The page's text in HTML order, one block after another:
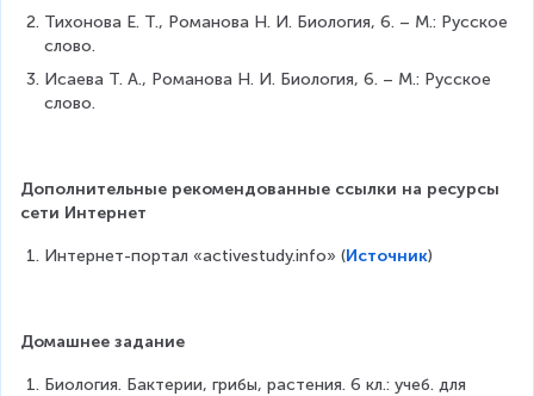
Тихонова Е. Т., Романова Н. И. Биология, 6. – М.: Русское
слово.
Исаева Т. А., Романова Н. И. Биология, 6. – М.: Русское
слово.
Дополнительные рекомендованные ссылки на ресурсы
сети Интернет
Интернет-портал «activestudy.info» (Источник)
Домашнее задание
Биология. Бактерии, грибы, растения. 6 кл.: учеб. для